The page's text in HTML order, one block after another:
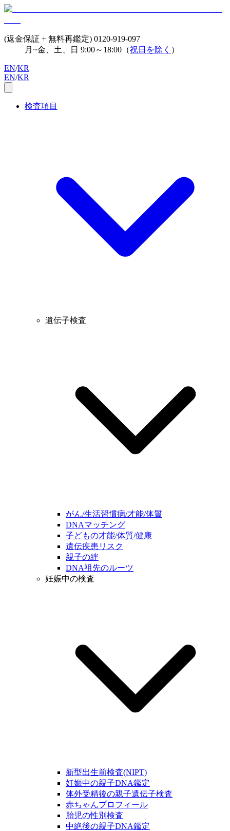
(返金保証 + 無料再鑑定) 0120-919-097
月~金、土、日 9:00～18:00（祝日を除く ）
EN/KR
EN/KR
検査項目
遺伝子検査
がん/生活習慣病/才能/体質
DNAマッチング
子どもの才能/体質/健康
遺伝疾患リスク
親子の絆
DNA祖先のルーツ
妊娠中の検査
新型出生前検査(NIPT)
妊娠中の親子DNA鑑定
体外受精後の親子遺伝子検査
赤ちゃんプロフィール
胎児の性別検査
中絶後の親子DNA鑑定